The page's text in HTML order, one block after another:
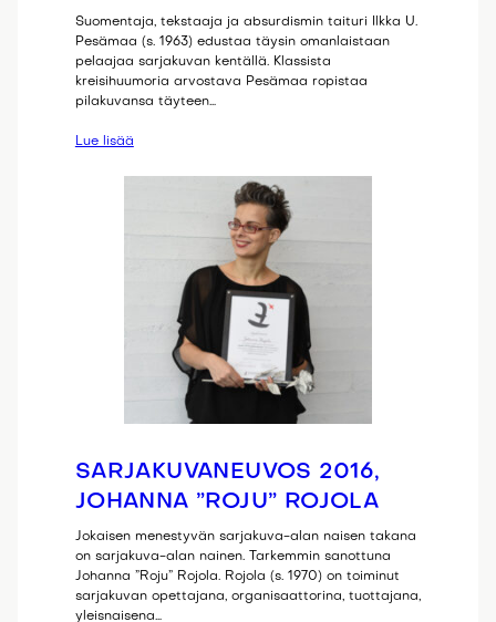
Suomentaja, tekstaaja ja absurdismin taituri Ilkka U.
Pesämaa (s. 1963) edustaa täysin omanlaistaan
pelaajaa sarjakuvan kentällä. Klassista
kreisihuumoria arvostava Pesämaa ropistaa
pilakuvansa täyteen…
Lue lisää
SARJAKUVANEUVOS 2016,
JOHANNA ”ROJU” ROJOLA
Jokaisen menestyvän sarjakuva-alan naisen takana
on sarjakuva-alan nainen. Tarkemmin sanottuna
Johanna ”Roju” Rojola. Rojola (s. 1970) on toiminut
sarjakuvan opettajana, organisaattorina, tuottajana,
yleisnaisena…